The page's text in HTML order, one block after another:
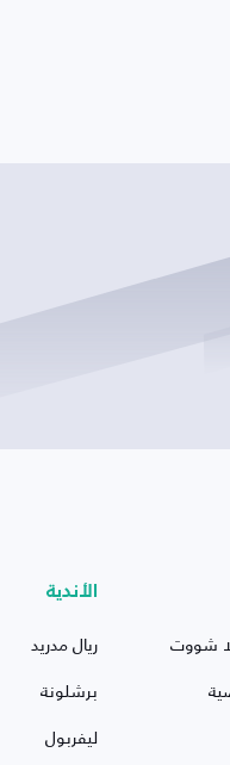
شووت
الأندية
ريال مدريد
برشلونة
ليفربول